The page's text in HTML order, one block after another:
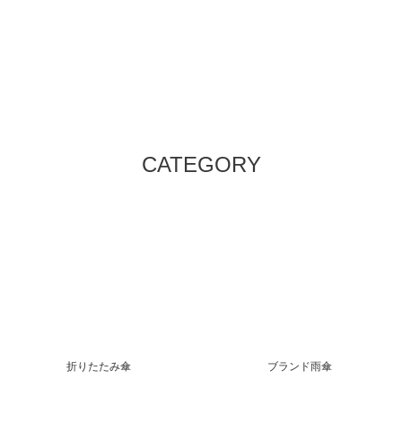
CATEGORY
折りたたみ傘 ブランド雨傘